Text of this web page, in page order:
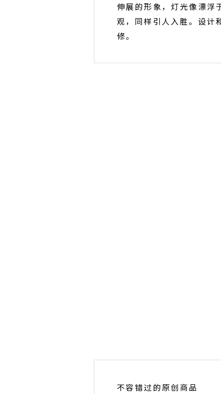
伸展的形象，灯光像漂浮
观，同样引人入胜。设
修。
不容错过的原创商品